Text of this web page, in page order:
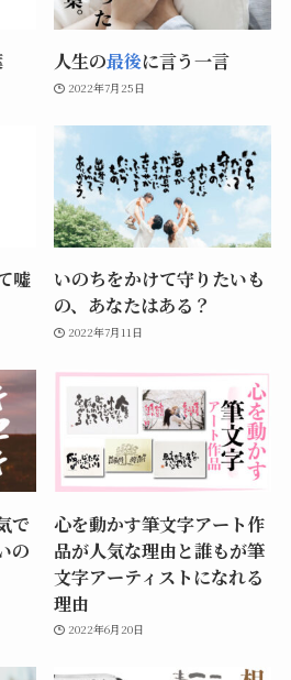
人生の最後に言う一言
2022年7月25日
嘘
いのちをかけて守りたいも
の、あなたはある？
2022年7月11日
で
の
心を動かす筆文字アート作
品が人気な理由と誰もが筆
文字アーティストになれる
理由
2022年6月20日